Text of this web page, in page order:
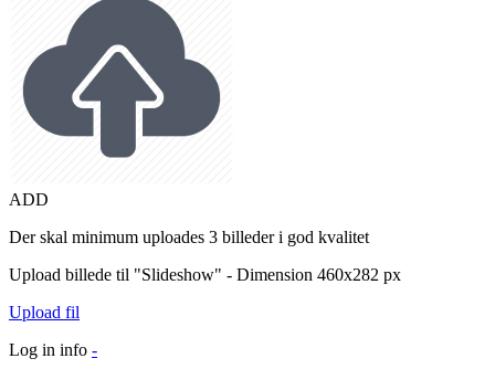
ADD
Der skal minimum uploades 3 billeder i god kvalitet
Upload billede til "Slideshow" - Dimension 460x282 px
Upload fil
Log in info -